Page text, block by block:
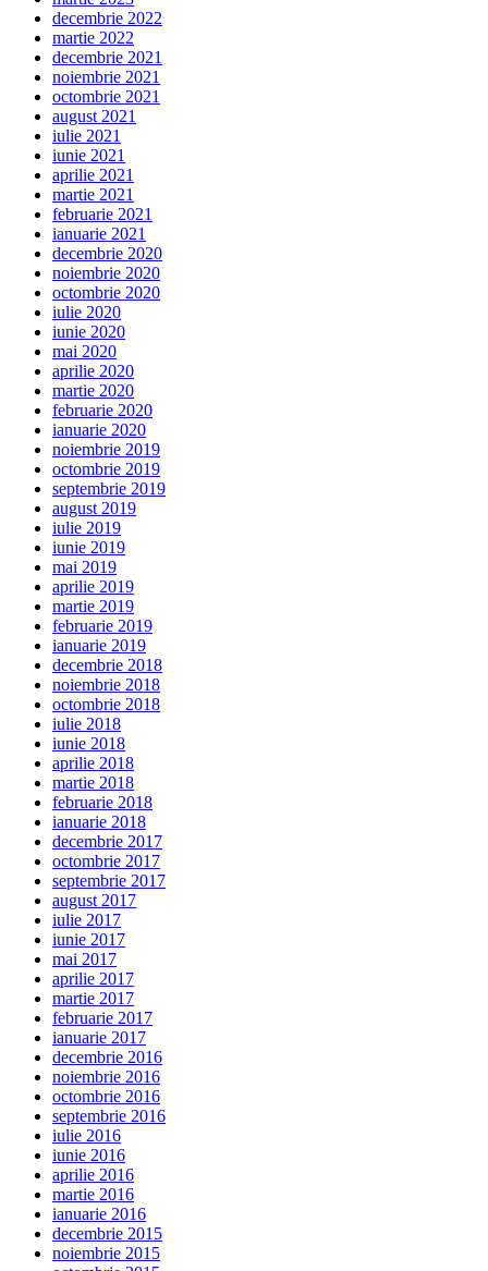
decembrie 2022
martie 2022
decembrie 2021
noiembrie 2021
octombrie 2021
august 2021
iulie 2021
iunie 2021
aprilie 2021
martie 2021
februarie 2021
ianuarie 2021
decembrie 2020
noiembrie 2020
octombrie 2020
iulie 2020
iunie 2020
mai 2020
aprilie 2020
martie 2020
februarie 2020
ianuarie 2020
noiembrie 2019
octombrie 2019
septembrie 2019
august 2019
iulie 2019
iunie 2019
mai 2019
aprilie 2019
martie 2019
februarie 2019
ianuarie 2019
decembrie 2018
noiembrie 2018
octombrie 2018
iulie 2018
iunie 2018
aprilie 2018
martie 2018
februarie 2018
ianuarie 2018
decembrie 2017
octombrie 2017
septembrie 2017
august 2017
iulie 2017
iunie 2017
mai 2017
aprilie 2017
martie 2017
februarie 2017
ianuarie 2017
decembrie 2016
noiembrie 2016
octombrie 2016
septembrie 2016
iulie 2016
iunie 2016
aprilie 2016
martie 2016
ianuarie 2016
decembrie 2015
noiembrie 2015